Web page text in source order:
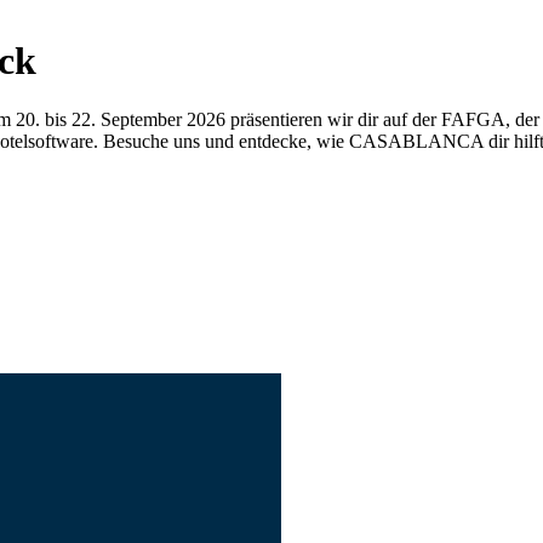
bis 22. September 2026 präsentieren wir dir auf der FAFGA,
Besuche uns und entdecke, wie CASABLANCA dir